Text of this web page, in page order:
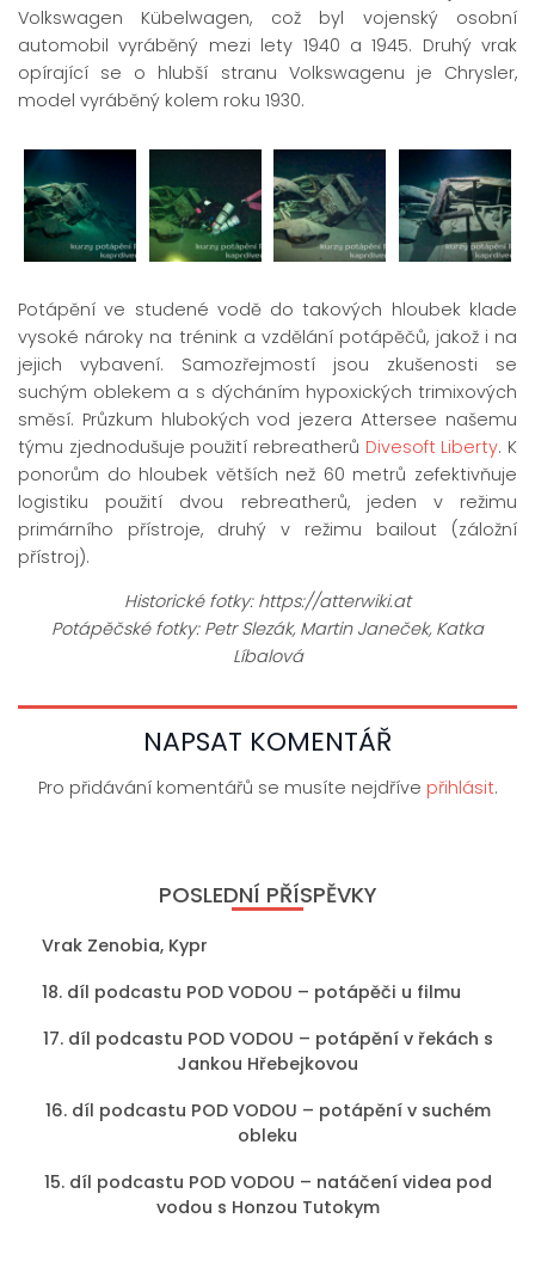
Volkswagen Kübelwagen, což byl vojenský osobní
automobil vyráběný mezi lety 1940 a 1945. Druhý vrak
opírající se o hlubší stranu Volkswagenu je Chrysler,
model vyráběný kolem roku 1930.
Potápění ve studené vodě do takových hloubek klade
vysoké nároky na trénink a vzdělání potápěčů, jakož i na
jejich vybavení. Samozřejmostí jsou zkušenosti se
suchým oblekem a s dýcháním hypoxických trimixových
směsí. Průzkum hlubokých vod jezera Attersee našemu
týmu zjednodušuje použití rebreatherů Divesoft Liberty. K
ponorům do hloubek větších než 60 metrů zefektivňuje
logistiku použití dvou rebreatherů, jeden v režimu
primárního přístroje, druhý v režimu bailout (záložní
přístroj).
Historické fotky: https://atterwiki.at
Potápěčské fotky: Petr Slezák, Martin Janeček, Katka
Líbalová
NAPSAT KOMENTÁŘ
Pro přidávání komentářů se musíte nejdříve přihlásit.
POSLEDNÍ PŘÍSPĚVKY
Vrak Zenobia, Kypr
18. díl podcastu POD VODOU – potápěči u filmu
17. díl podcastu POD VODOU – potápění v řekách s
Jankou Hřebejkovou
16. díl podcastu POD VODOU – potápění v suchém
obleku
15. díl podcastu POD VODOU – natáčení videa pod
vodou s Honzou Tutokym